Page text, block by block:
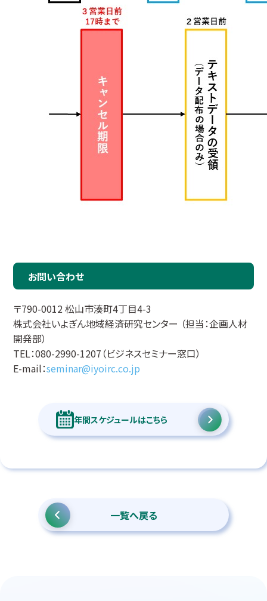
お問い合わせ
〒790-0012 松山市湊町4丁目4-3
株式会社いよぎん地域経済研究センター （担当：企画人材
開発部）
TEL：080-2990-1207（ビジネスセミナー窓口）
E-mail：seminar@iyoirc.co.jp
年間スケジュールはこちら
一覧へ戻る